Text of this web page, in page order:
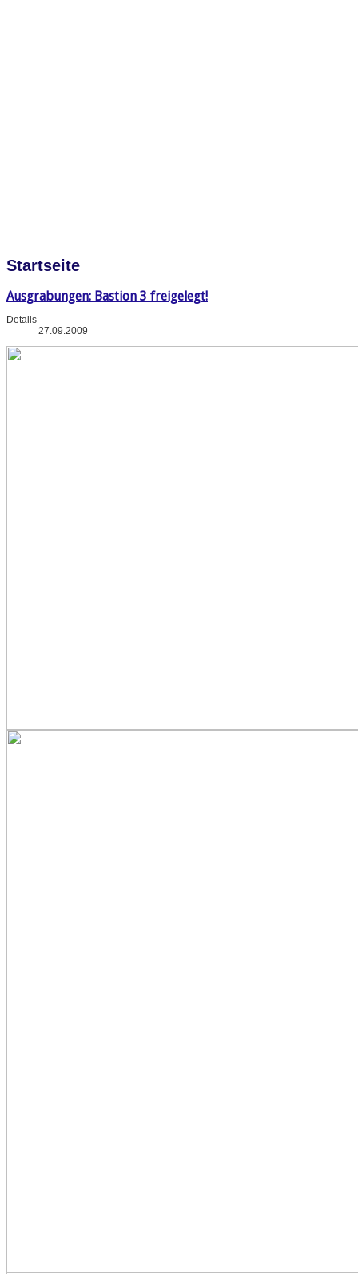
Startseite
Ausgrabungen: Bastion 3 freigelegt!
Details
27.09.2009